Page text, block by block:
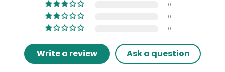
0
0
0
Write a review Ask a question